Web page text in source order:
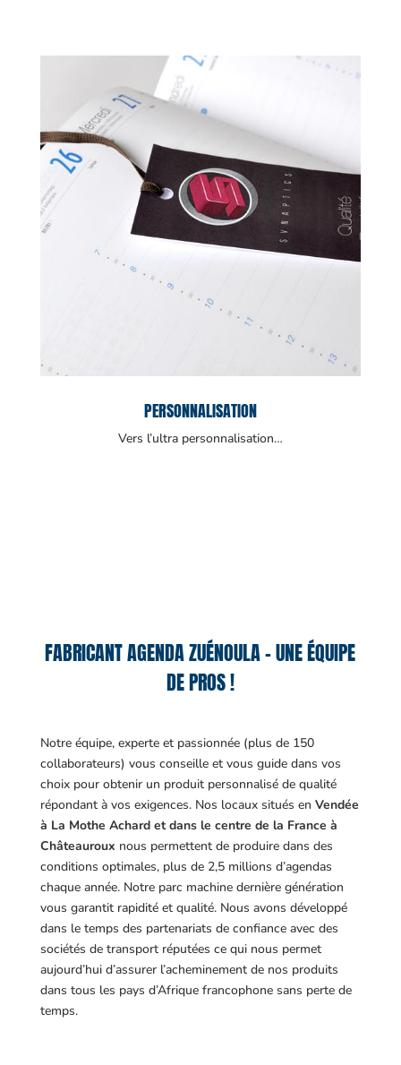
PERSONNALISATION
Vers l’ultra personnalisation…
FABRICANT AGENDA ZUÉNOULA – UNE ÉQUIPE
DE PROS !
Notre équipe, experte et passionnée (plus de 150
collaborateurs) vous conseille et vous guide dans vos
choix pour obtenir un produit personnalisé de qualité
répondant à vos exigences. Nos locaux situés en Vendée
à La Mothe Achard et dans le centre de la France à
Châteauroux nous permettent de produire dans des
conditions optimales, plus de 2,5 millions d’agendas
chaque année. Notre parc machine dernière génération
vous garantit rapidité et qualité. Nous avons développé
dans le temps des partenariats de confiance avec des
sociétés de transport réputées ce qui nous permet
aujourd’hui d’assurer l’acheminement de nos produits
dans tous les pays d’Afrique francophone sans perte de
temps.